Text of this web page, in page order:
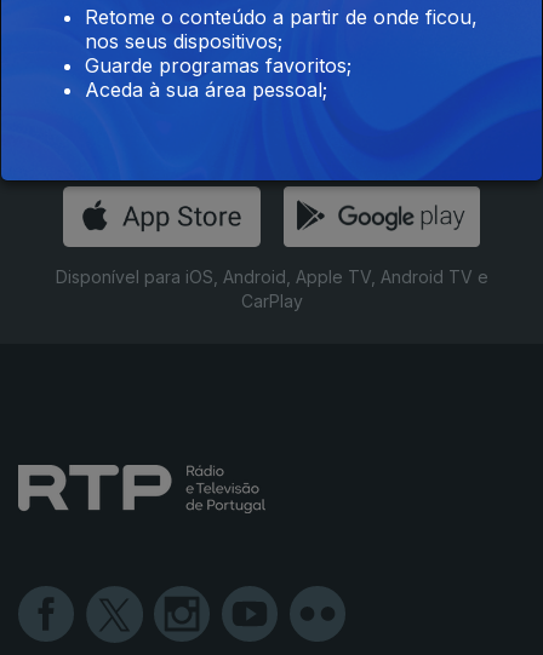
Disponível para iOS, Android, Apple TV, Android TV e
CarPlay
Retome o conteúdo a partir de onde ficou,
nos seus dispositivos;
Guarde programas favoritos;
Aceda à sua área pessoal;